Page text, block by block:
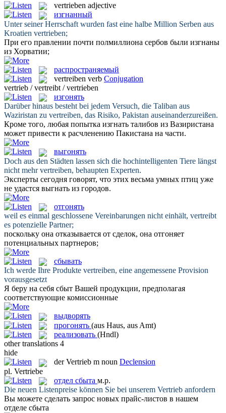
vertrieben adjective
изгнанный
Unter seiner Herrschaft wurden fast eine halbe Million Serben aus
Kroatien vertrieben;
При его правлении почти полмиллиона сербов были изгнаны
из Хорватии;
распространяемый
vertreiben verb Conjugation
vertrieb / vertreibt / vertrieben
изгонять
Darüber hinaus besteht bei jedem Versuch, die Taliban aus
Waziristan zu vertreiben, das Risiko, Pakistan auseinanderzureißen.
Кроме того, любая попытка изгнать талибов из Вазиристана
может привести к расчленению Пакистана на части.
выгонять
Doch aus den Städten lassen sich die hochintelligenten Tiere längst
nicht mehrvertreiben, behaupten Experten.
Эксперты сегодня говорят, что этих весьма умных птиц уже
не удастся выгнать из городов.
отгонять
weil es einmal geschlossene Vereinbarungen nicht einhält, vertreibt
es potenzielle Partner;
поскольку она отказывается от сделок, она отгоняет
потенциальных партнеров;
сбывать
Ich werde Ihre Produkte vertreiben, eine angemessene Provision
vorausgesetzt
Я беру на себя сбыт Вашей продукции, предполагая
соответствующие комиссионные
выдворять
прогонять (aus Haus, aus Amt)
реализовать (Hndl)
other translations 4
hide
derVertrieb m noun Declension
pl. Vertriebe
отдел сбыта м.р.
Die neuen Listenpreise können Sie bei unserem Vertrieb anfordern
Вы можете сделать запрос новых прайс-листов в нашем
отделе сбыта